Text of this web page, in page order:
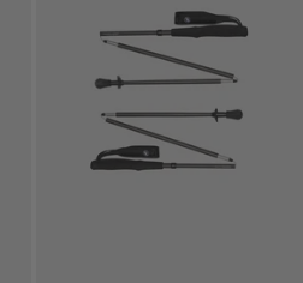
PRIS LAV TIL HØJ
PRIS HØJ TIL LAV
HVAD ER NYT
VURDERING